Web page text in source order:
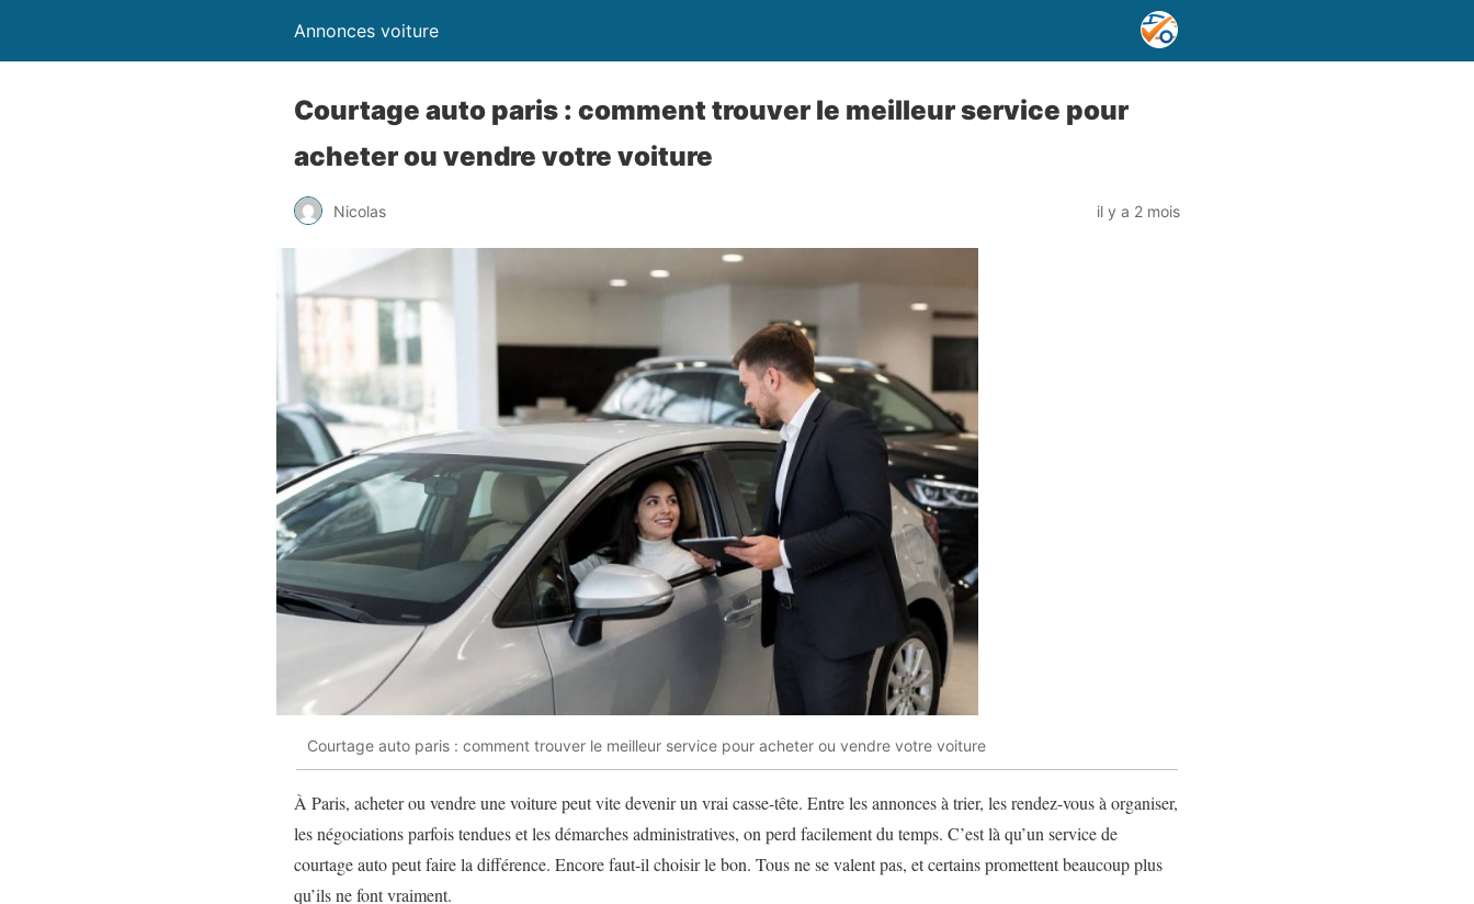
Annonces voiture
Courtage auto paris : comment trouver le meilleur service pour
acheter ou vendre votre voiture
Nicolas il y a 2 mois
Courtage auto paris : comment trouver le meilleur service pour acheter ou vendre votre voiture
À Paris, acheter ou vendre une voiture peut vite devenir un vrai casse-tête. Entre les annonces à trier, les rendez-vous à organiser,
les négociations parfois tendues et les démarches administratives, on perd facilement du temps. C’est là qu’un service de
courtage auto peut faire la différence. Encore faut-il choisir le bon. Tous ne se valent pas, et certains promettent beaucoup plus
qu’ils ne font vraiment.